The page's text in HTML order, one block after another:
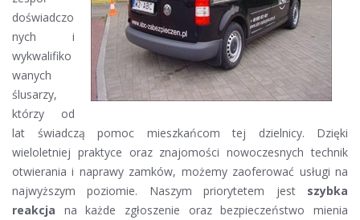
doświadczo
nych i
wykwalifiko
wanych
ślusarzy,
którzy od
lat świadczą pomoc mieszkańcom tej dzielnicy. Dzięki
wieloletniej praktyce oraz znajomości nowoczesnych technik
otwierania i naprawy zamków, możemy zaoferować usługi na
najwyższym poziomie. Naszym priorytetem jest szybka
reakcja na każde zgłoszenie oraz bezpieczeństwo mienia